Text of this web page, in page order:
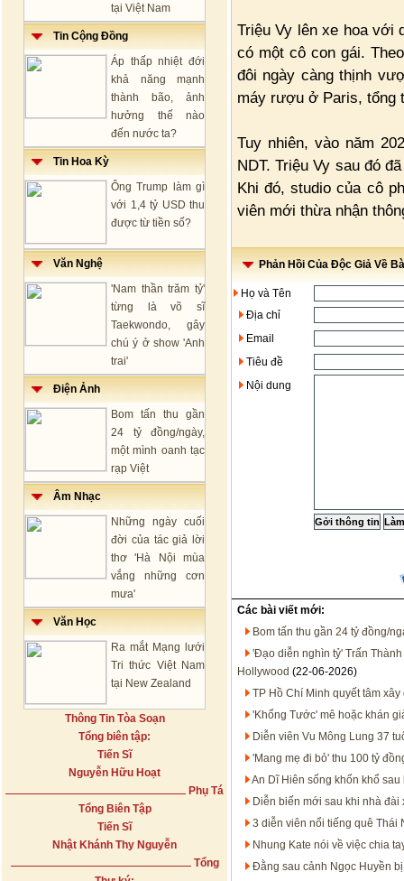
tại Việt Nam
Tin Cộng Đồng
Áp thấp nhiệt đới
khả năng mạnh
thành bão, ảnh
hưởng thế nào
đến nước ta?
Tin Hoa Kỳ
Ông Trump làm gì
với 1,4 tỷ USD thu
được từ tiền số?
Văn Nghệ
'Nam thần trăm tỷ'
từng là võ sĩ
Taekwondo, gây
chú ý ở show 'Anh
trai'
Điện Ảnh
Bom tấn thu gần
24 tỷ đồng/ngày,
một mình oanh tạc
rạp Việt
Âm Nhạc
Những ngày cuối
đời của tác giả lời
thơ 'Hà Nội mùa
vắng những cơn
mưa'
Văn Học
Ra mắt Mạng lưới
Tri thức Việt Nam
tại New Zealand
Thông Tin Tòa Soạn
Tổng biên tập:
Tiến Sĩ
Nguyễn Hữu Hoạt
Phụ Tá
Tổng Biên Tập
Tiến Sĩ
Nhật Khánh Thy Nguyễn
Tổng
Triệu Vy lên xe hoa với
có một cô con gái.
đôi ngày càng thịnh
máy rượu ở Paris, tổng
Tuy nhiên, vào năm
NDT. Triệu Vy sau đó
Khi đó, studio của cô
viên mới thừa nhận
Phản Hồi Của Độc Giả Về
Họ và Tên
Địa chỉ
Email
Tiêu đề
Nội dung
Các bài viết mới:
Bom tấn thu gần 24 tỷ đồng/
'Đạo diễn nghìn tỷ' Trấn
Hollywood (22-06-2026)
TP Hồ Chí Minh quyết tâm
'Khổng Tước' mê hoặc khán
Diễn viên Vu Mông Lung 37
'Mang mẹ đi bỏ' thu 100 tỷ
An Dĩ Hiên sống khốn khổ
Diễn biến mới sau khi nhà
3 diễn viên nổi tiếng quê Thái
Nhung Kate nói về việc chia
Đằng sau cảnh Ngọc Huyền